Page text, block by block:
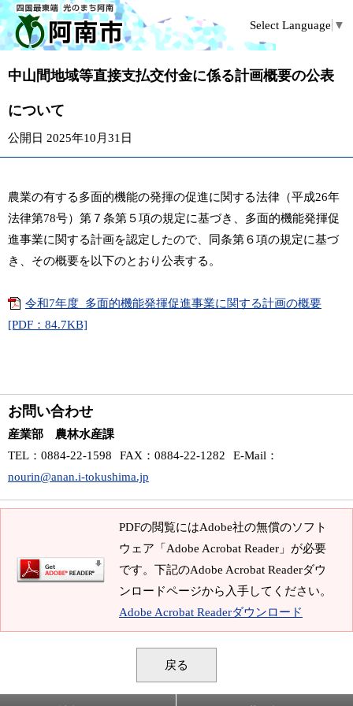
Select Language ▼
中山間地域等直接支払交付金に係る計画概要の公表
について
公開日 2025年10月31日
農業の有する多面的機能の発揮の促進に関する法律（平成26年
法律第78号）第７条第５項の規定に基づき、多面的機能発揮促
進事業に関する計画を認定したので、同条第６項の規定に基づ
き、その概要を以下のとおり公表する。
令和7年度_多面的機能発揮促進事業に関する計画の概要
[PDF：84.7KB]
お問い合わせ
産業部 農林水産課
TEL ：0884-22-1598 FAX ：0884-22-1282 E-Mail ：
nourin@anan.i-tokushima.jp
PDFの閲覧にはAdobe社の無償のソフト
ウェア「Adobe Acrobat Reader」が必要
です。下記のAdobe Acrobat Readerダウ
ンロードページから入手してください。
Adobe Acrobat Readerダウンロード
戻る